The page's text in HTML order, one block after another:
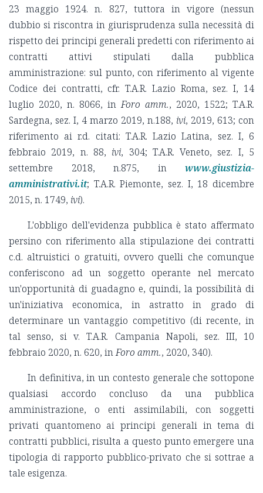
23 maggio 1924. n. 827, tuttora in vigore (nessun
dubbio si riscontra in giurisprudenza sulla necessità di
rispetto dei principi generali predetti con riferimento ai
contratti attivi stipulati dalla pubblica
amministrazione: sul punto, con riferimento al vigente
Codice dei contratti, cfr. T.A.R. Lazio Roma, sez. I, 14
luglio 2020, n. 8066, inForo amm., 2020, 1522; T.A.R.
Sardegna, sez. I, 4 marzo 2019, n.188, ivi, 2019, 613; con
riferimento ai r.d. citati: T.A.R. Lazio Latina, sez. I, 6
febbraio 2019, n. 88, ivi, 304; T.A.R. Veneto, sez. I, 5
settembre 2018, n.875, in www.giustizia-
amministrativi.it; T.A.R. Piemonte, sez. I, 18 dicembre
2015, n. 1749, ivi).
L'obbligo dell'evidenza pubblica è stato affermato
persino con riferimento alla stipulazione dei contratti
c.d. altruistici o gratuiti, ovvero quelli che comunque
conferiscono ad un soggetto operante nel mercato
un'opportunità di guadagno e, quindi, la possibilità di
un'iniziativa economica, in astratto in grado di
determinare un vantaggio competitivo (di recente, in
tal senso, si v. T.A.R. Campania Napoli, sez. III, 10
febbraio 2020, n. 620, inForo amm., 2020, 340).
In definitiva, in un contesto generale che sottopone
qualsiasi accordo concluso da una pubblica
amministrazione, o enti assimilabili, con soggetti
privati quantomeno ai principi generali in tema di
contratti pubblici, risulta a questo punto emergere una
tipologia di rapporto pubblico-privato che si sottrae a
tale esigenza.